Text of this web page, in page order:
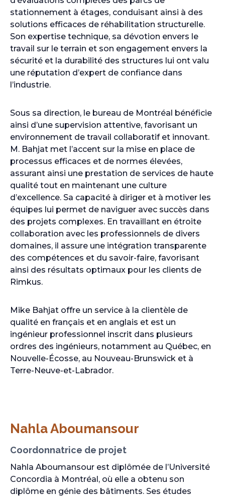
stationnement à étages, conduisant ainsi à des
solutions efficaces de réhabilitation structurelle.
Son expertise technique, sa dévotion envers le
travail sur le terrain et son engagement envers la
sécurité et la durabilité des structures lui ont valu
une réputation d’expert de confiance dans
l’industrie.
Sous sa direction, le bureau de Montréal bénéficie
ainsi d’une supervision attentive, favorisant un
environnement de travail collaboratif et innovant.
M. Bahjat met l’accent sur la mise en place de
processus efficaces et de normes élevées,
assurant ainsi une prestation de services de haute
qualité tout en maintenant une culture
d’excellence. Sa capacité à diriger et à motiver les
équipes lui permet de naviguer avec succès dans
des projets complexes. En travaillant en étroite
collaboration avec les professionnels de divers
domaines, il assure une intégration transparente
des compétences et du savoir-faire, favorisant
ainsi des résultats optimaux pour les clients de
Rimkus.
Mike Bahjat offre un service à la clientèle de
qualité en français et en anglais et est un
ingénieur professionnel inscrit dans plusieurs
ordres des ingénieurs, notamment au Québec, en
Nouvelle-Écosse, au Nouveau-Brunswick et à
Terre-Neuve-et-Labrador.
Nahla Aboumansour
Coordonnatrice de projet
Nahla Aboumansour est diplômée de l’Université
Concordia à Montréal, où elle a obtenu son
diplôme en génie des bâtiments. Ses études